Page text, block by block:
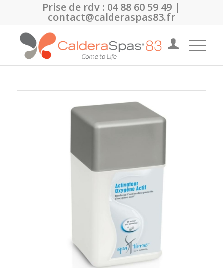
Prise de rdv : 04 88 60 59 49 |
contact@calderaspas83.fr